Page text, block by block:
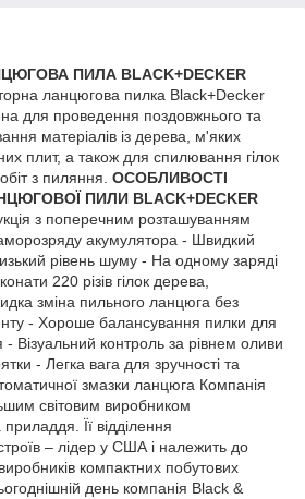
ПИЛА BLACK+DECKER
ланцюгова пилка Black+Decker
для проведення поздовжнього та
матеріалів із дерева, м'яких
плит, а також для спилювання гілок
з пиляння. ОСОБЛИВОСТІ
ПИЛИ BLACK+DECKER
з поперечним розташуванням
акумулятора - Швидкий
рівень шуму - На одному заряді
220 різів гілок дерева,
зміна пильного ланцюга без
- Хороше балансування пилки для
- Візуальний контроль за рівнем оливи
- Легка вага для зручності та
змазки ланцюга Компанія
світовим виробником
Її відділення
– лідер у США і належить до
компактних побутових
день компанія Black &